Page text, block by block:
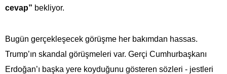
cevap” bekliyor.
Bugün gerçekleşecek görüşme her bakımdan hassas.
Trump’ın skandal görüşmeleri var. Gerçi Cumhurbaşkanı
Erdoğan’ı başka yere koyduğunu gösteren sözleri - jestleri